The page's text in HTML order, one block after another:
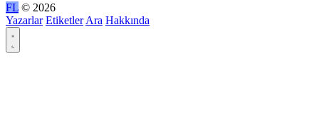
FL © 2026
Yazarlar Etiketler Ara Hakkında